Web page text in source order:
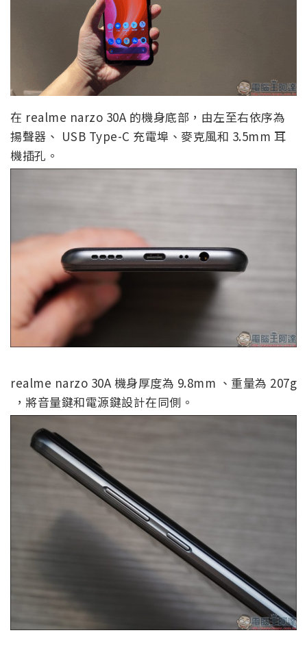
在 realme narzo 30A 的機身底部，由左至右依序為
揚聲器、 USB Type-C 充電埠、麥克風和 3.5mm 耳
機插孔。
realme narzo 30A 機身厚度為 9.8mm 、重量為 207g
，將音量鍵和電源鍵設計在同側。